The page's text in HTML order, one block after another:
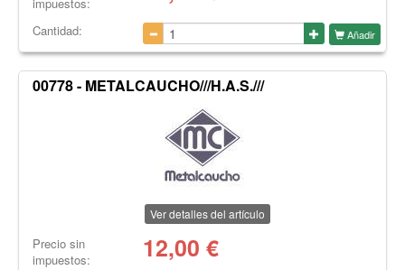
Cantidad: Añadir
00778 - METALCAUCHO///H.A.S.///
Ver detalles del artículo
Precio sin
impuestos:
12,00 €